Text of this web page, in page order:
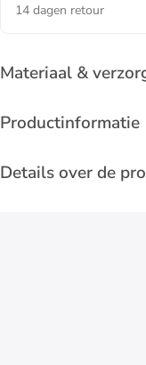
14 dagen retour
Materiaal &
Productinformatie
Details over de